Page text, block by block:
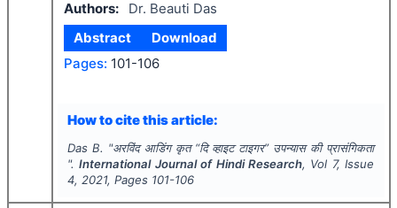
Authors:
Dr. Beauti Das
Abstract
Download
Pages: 101-106
How to cite this article:
Das B. "अरविंद आडिंग कृत “दि व्हाइट टाइगर” उपन्यास की प्रासंगिकता
".International Journal of Hindi Research, Vol 7, Issue
4, 2021, Pages 101-106